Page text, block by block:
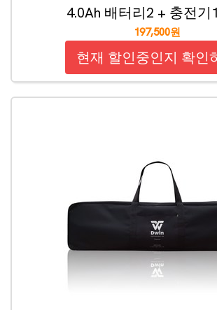
4.0Ah 배터리2 + 충전기
197,500원
현재 할인중인지 확인